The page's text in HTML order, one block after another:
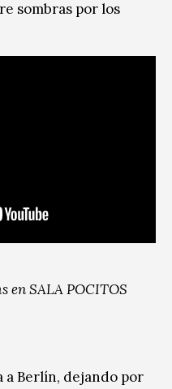
sombras por los
en SALA POCITOS
a Berlín, dejando por